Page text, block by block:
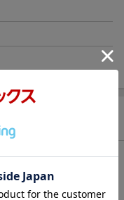
版物／音楽／多肉植物